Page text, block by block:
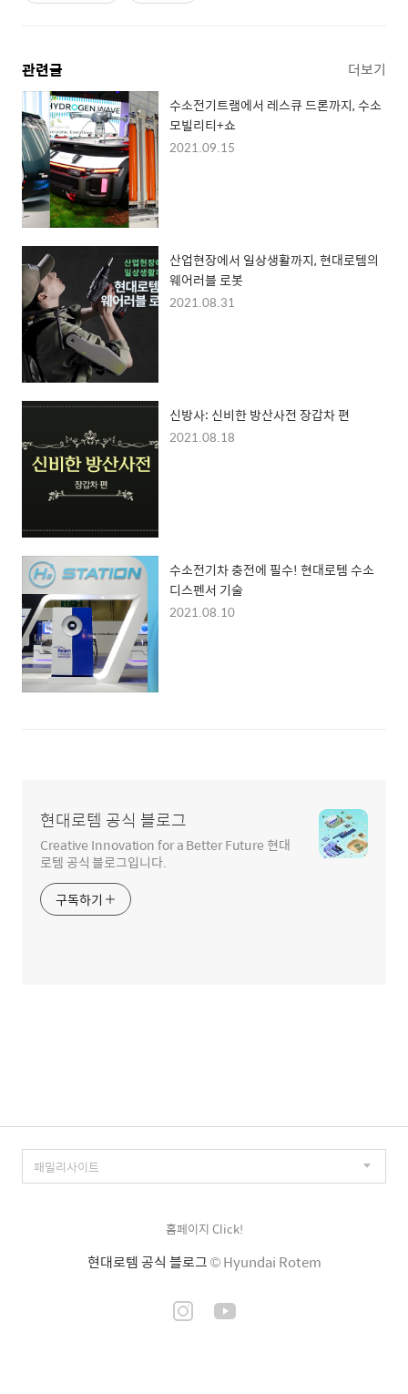
관련글 더보기
수소전기트램에서 레스큐 드론까지, 수소
모빌리티+쇼
2021.09.15
산업현장에서 일상생활까지, 현대로템의
웨어러블 로봇
2021.08.31
신방사: 신비한 방산사전 장갑차 편
2021.08.18
수소전기차 충전에 필수! 현대로템 수소
디스펜서 기술
2021.08.10
현대로템 공식 블로그
Creative Innovation for a Better Future 현대
로템 공식 블로그입니다.
구독하기
홈페이지 Click!
현대로템 공식 블로그© Hyundai Rotem